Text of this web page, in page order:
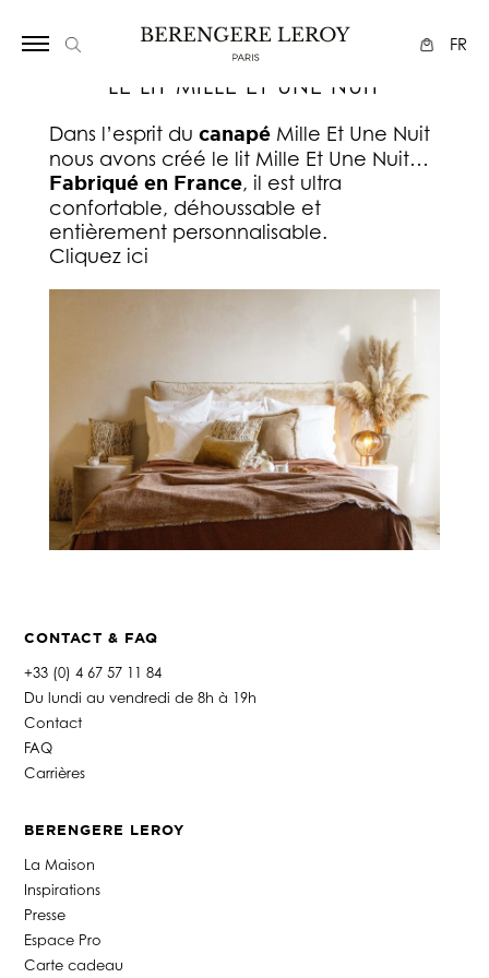
FR
LE LIT MILLE ET UNE NUIT
Dans l’esprit du canapéMille Et Une Nuit
nous avons créé le lit Mille Et Une Nuit…
Fabriqué en France, il est ultra
confortable, déhoussable et
entièrement personnalisable.
Cliquez ici
CONTACT & FAQ
+33 (0) 4 67 57 11 84
Du lundi au vendredi de 8h à 19h
Contact
FAQ
Carrières
BERENGERE LEROY
La Maison
Inspirations
Presse
Espace Pro
Carte cadeau